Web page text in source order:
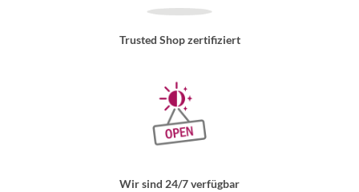
Trusted Shop zertifiziert
Wir sind 24/7 verfügbar